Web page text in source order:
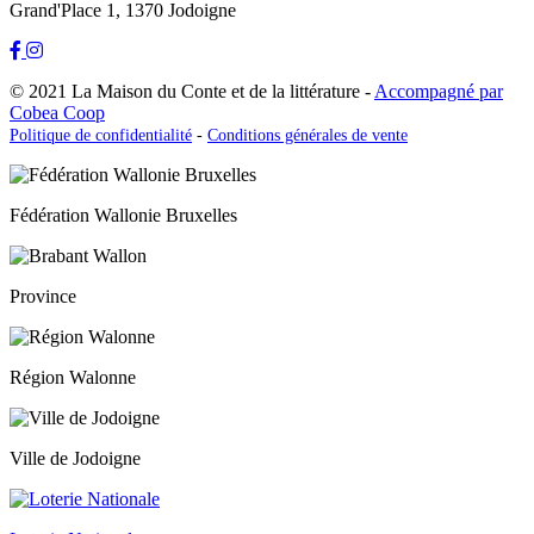
Grand'Place 1, 1370 Jodoigne
© 2021 La Maison du Conte et de la littérature - Accompagné par
Cobea Coop
Politique de confidentialité - Conditions générales de vente
Fédération Wallonie Bruxelles
Province
Région Walonne
Ville de Jodoigne